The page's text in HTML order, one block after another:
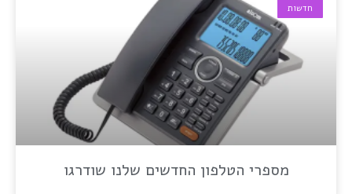
חדשות
מספרי הטלפון החדשים שלנו שודרגו